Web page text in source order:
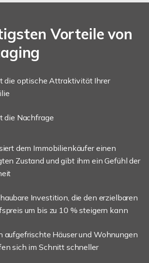
Vorteile von
die optische Attraktivität Ihrer
die Nachfrage
dem Immobilienkäufer einen
Zustand und gibt ihm ein Gefühl der
Investition, die den erzielbaren
um bis zu 10 % steigern kann
aufgefrischte Häuser und Wohnungen
sich im Schnitt schneller